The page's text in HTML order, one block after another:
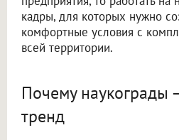
кадры, для которых нужно
комфортные условия с
всей территории.
Почему наукограды
тренд